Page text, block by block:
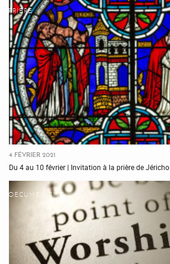
PRIÈRE
4 FÉVRIER 2021
Du 4 au 10 février | Invitation à la prière de Jéricho
OECUMÉNISME